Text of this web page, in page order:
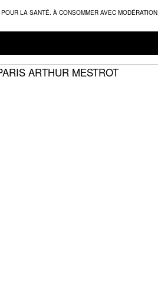
LA SANTÉ. À CONSOMMER AVEC